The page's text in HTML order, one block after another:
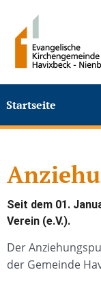
Startseite
Seit dem 01.
Verein (e.V.).
Der
der Gemeinde